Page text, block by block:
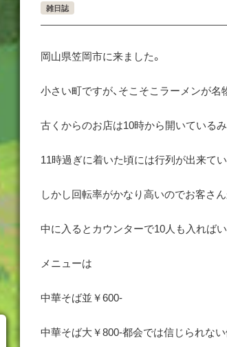
雑日誌
岡山県笠岡市に来ました。
小さい町ですが、そこそこラーメンが名
古くからのお店は10時から開いている
11時過ぎに着いた頃には行列が出来てい
しかし回転率がかなり高いのでお客さ
中に入るとカウンターで10人も入れば
メニューは
中華そば並￥600-
中華そば大￥800-都会では信じられな